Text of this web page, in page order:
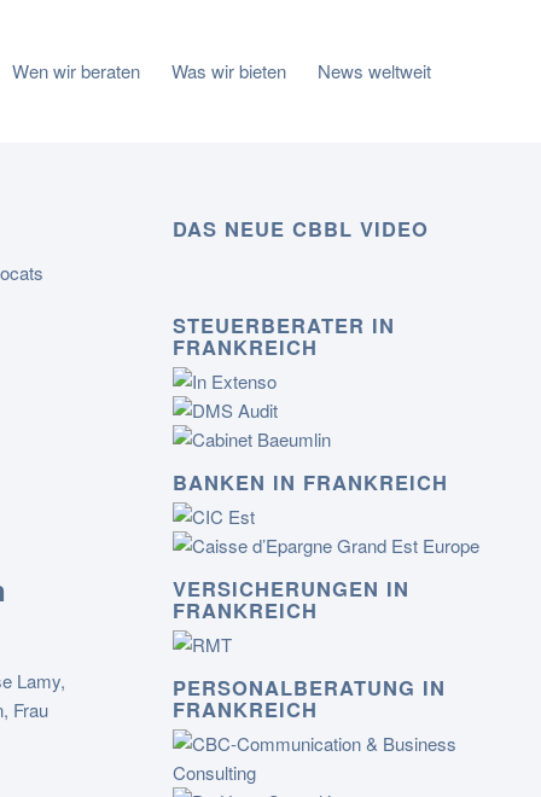
Wen wir beraten Was wir bieten News weltweit
Lamy,
Frau
DAS NEUE CBBL VIDEO
STEUERBERATER IN
FRANKREICH
BANKEN IN FRANKREICH
VERSICHERUNGEN IN
FRANKREICH
PERSONALBERATUNG IN
FRANKREICH